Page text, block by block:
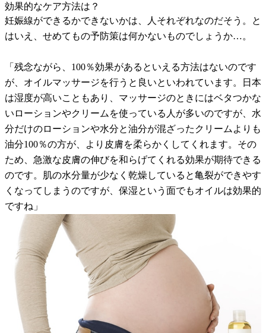
効果的なケア方法は？
妊娠線ができるかできないかは、人それぞれなのだそう。と
はいえ、せめてもの予防策は何かないものでしょうか…。
「残念ながら、100％効果があるといえる方法はないのです
が、オイルマッサージを行うと良いといわれています。日本
は湿度が高いこともあり、マッサージのときにはベタつかな
いローションやクリームを使っている人が多いのですが、水
分だけのローションや水分と油分が混ざったクリームよりも
油分100％の方が、より皮膚を柔らかくしてくれます。その
ため、急激な皮膚の伸びを和らげてくれる効果が期待できる
のです。肌の水分量が少なく乾燥していると亀裂ができやす
くなってしまうのですが、保湿という面でもオイルは効果的
ですね」